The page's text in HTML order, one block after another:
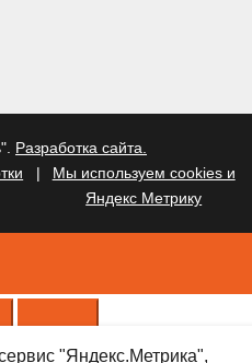
Разработка сайта.
|
Мы используем cookies и
Яндекс Метрику
"Яндекс.Метрика",